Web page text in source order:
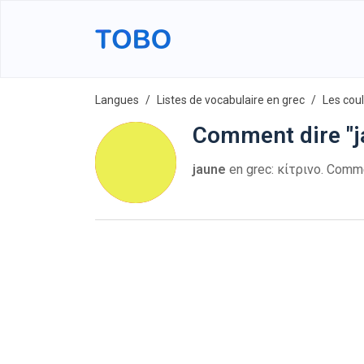
Langues Listes de vocabulaire en grec Les
Comment dire
jaune en grec: κίτρινο.